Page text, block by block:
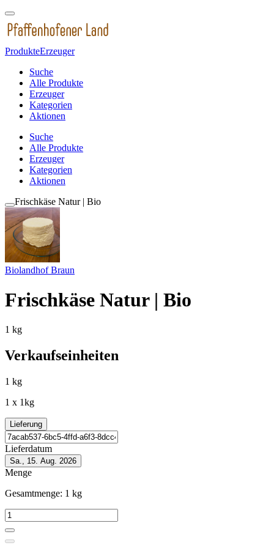
ProdukteErzeuger
Suche
Alle Produkte
Erzeuger
Kategorien
Aktionen
Suche
Alle Produkte
Erzeuger
Kategorien
Aktionen
Frischkäse Natur | Bio
Biolandhof Braun
Frischkäse Natur | Bio
1 kg
Verkaufseinheiten
1 kg
1 x 1kg
Lieferung
Lieferdatum
Sa., 15. Aug. 2026
Menge
Gesamtmenge: 1 kg